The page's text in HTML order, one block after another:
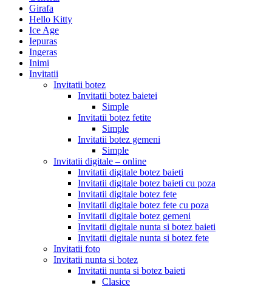
Girafa
Hello Kitty
Ice Age
Iepuras
Ingeras
Inimi
Invitatii
Invitatii botez
Invitatii botez baietei
Simple
Invitatii botez fetite
Simple
Invitatii botez gemeni
Simple
Invitatii digitale – online
Invitatii digitale botez baieti
Invitatii digitale botez baieti cu poza
Invitatii digitale botez fete
Invitatii digitale botez fete cu poza
Invitatii digitale botez gemeni
Invitatii digitale nunta si botez baieti
Invitatii digitale nunta si botez fete
Invitatii foto
Invitatii nunta si botez
Invitatii nunta si botez baieti
Clasice